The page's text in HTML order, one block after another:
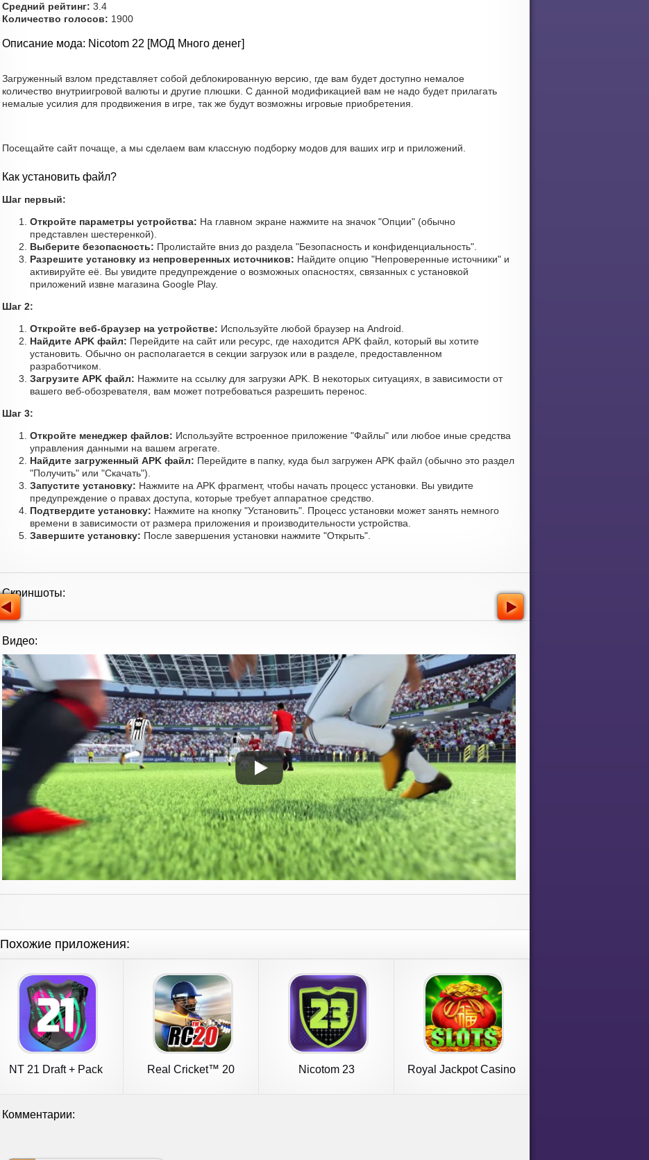
Средний рейтинг: 3.4
Количество голосов: 1900
Описание мода: Nicotom 22 [МОД Много денег]
Загруженный взлом представляет собой деблокированную версию, где вам будет доступно немалое
количество внутриигровой валюты и другие плюшки. С данной модификацией вам не надо будет прилагать
немалые усилия для продвижения в игре, так же будут возможны игровые приобретения.
Посещайте сайт почаще, а мы сделаем вам классную подборку модов для ваших игр и приложений.
Как установить файл?
Шаг первый:
Откройте параметры устройства: На главном экране нажмите на значок "Опции" (обычно
представлен шестеренкой).
Выберите безопасность: Пролистайте вниз до раздела "Безопасность и конфиденциальность".
Разрешите установку из непроверенных источников: Найдите опцию "Непроверенные источники" и
активируйте её. Вы увидите предупреждение о возможных опасностях, связанных с установкой
приложений извне магазина Google Play.
Шаг 2:
Откройте веб-браузер на устройстве: Используйте любой браузер на Android.
Найдите APK файл: Перейдите на сайт или ресурс, где находится APK файл, который вы хотите
установить. Обычно он располагается в секции загрузок или в разделе, предоставленном
разработчиком.
Загрузите APK файл: Нажмите на ссылку для загрузки APK. В некоторых ситуациях, в зависимости от
вашего веб-обозревателя, вам может потребоваться разрешить перенос.
Шаг 3:
Откройте менеджер файлов: Используйте встроенное приложение "Файлы" или любое иные средства
управления данными на вашем агрегате.
Найдите загруженный APK файл: Перейдите в папку, куда был загружен APK файл (обычно это раздел
"Получить" или "Скачать").
Запустите установку: Нажмите на APK фрагмент, чтобы начать процесс установки. Вы увидите
предупреждение о правах доступа, которые требует аппаратное средство.
Подтвердите установку: Нажмите на кнопку "Установить". Процесс установки может занять немного
времени в зависимости от размера приложения и производительности устройства.
Завершите установку: После завершения установки нажмите "Открыть".
Скриншоты:
Видео:
Похожие приложения:
NT 21 Draft + Pack
Real Cricket™ 20 Nicotom 23
Royal Jackpot Casino
Комментарии: